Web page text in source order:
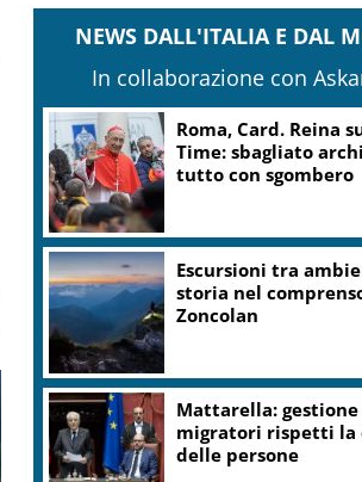
NEWS DALL'ITALIA E DAL
In collaborazione con
Roma, Card. Reina
Time: sbagliato
tutto con sgombero
Escursioni tra
storia nel
Zoncolan
Mattarella: gestione
migratori rispetti la
delle persone